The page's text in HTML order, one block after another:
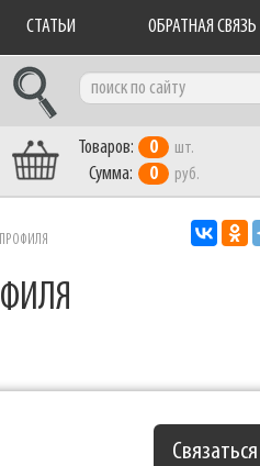
СТАТЬИ ОБРАТНАЯ СВЯЗЬ
Товаров: 0 шт.
Сумма: 0 руб.